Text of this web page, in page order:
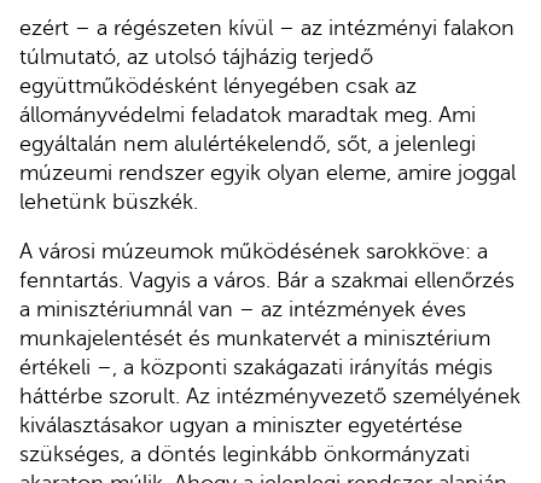
ezért – a régészeten kívül – az intézményi falakon
túlmutató, az utolsó tájházig terjedő
együttműködésként lényegében csak az
állományvédelmi feladatok maradtak meg. Ami
egyáltalán nem alulértékelendő, sőt, a jelenlegi
múzeumi rendszer egyik olyan eleme, amire joggal
lehetünk büszkék.
A városi múzeumok működésének sarokköve: a
fenntartás. Vagyis a város. Bár a szakmai ellenőrzés
a minisztériumnál van – az intézmények éves
munkajelentését és munkatervét a minisztérium
értékeli –, a központi szakágazati irányítás mégis
háttérbe szorult. Az intézményvezető személyének
kiválasztásakor ugyan a miniszter egyetértése
szükséges, a döntés leginkább önkormányzati